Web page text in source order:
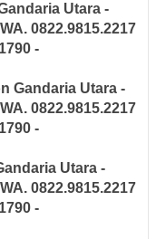
Utara -
WA. 0822.9815.2217
-
Gandaria Utara -
WA. 0822.9815.2217
-
Utara -
WA. 0822.9815.2217
-